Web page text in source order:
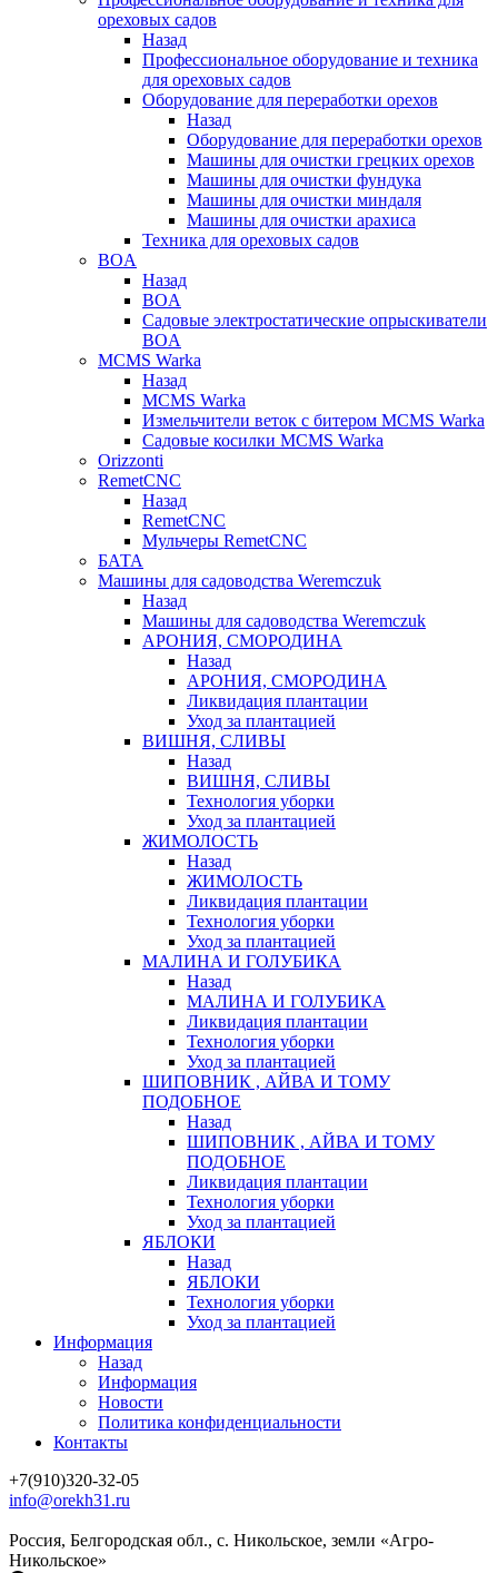
ореховых садов
Назад
Профессиональное оборудование и техника
для ореховых садов
Оборудование для переработки орехов
Назад
Оборудование для переработки орехов
Машины для очистки грецких орехов
Машины для очистки фундука
Машины для очистки миндаля
Машины для очистки арахиса
Техника для ореховых садов
BOA
Назад
BOA
Садовые электростатические опрыскиватели
BOA
MCMS Warka
Назад
MCMS Warka
Измельчители веток с битером MCMS Warka
Садовые косилки MCMS Warka
Orizzonti
RemetCNC
Назад
RemetCNC
Мульчеры RemetCNC
БАТА
Машины для садоводства Weremczuk
Назад
Машины для садоводства Weremczuk
АРОНИЯ, СМОРОДИНА
Назад
АРОНИЯ, СМОРОДИНА
Ликвидация плантации
Уход за плантацией
ВИШНЯ, СЛИВЫ
Назад
ВИШНЯ, СЛИВЫ
Технология уборки
Уход за плантацией
ЖИМОЛОСТЬ
Назад
ЖИМОЛОСТЬ
Ликвидация плантации
Технология уборки
Уход за плантацией
МАЛИНА И ГОЛУБИКА
Назад
МАЛИНА И ГОЛУБИКА
Ликвидация плантации
Технология уборки
Уход за плантацией
ШИПОВНИК , АЙВА И ТОМУ
ПОДОБНОЕ
Назад
ШИПОВНИК , АЙВА И ТОМУ
ПОДОБНОЕ
Ликвидация плантации
Технология уборки
Уход за плантацией
ЯБЛОКИ
Назад
ЯБЛОКИ
Технология уборки
Уход за плантацией
Информация
Назад
Информация
Новости
Политика конфиденциальности
Контакты
+7(910)320-32-05
info@orekh31.ru
Россия, Белгородская обл., с. Никольское, земли «Агро-
Никольское»